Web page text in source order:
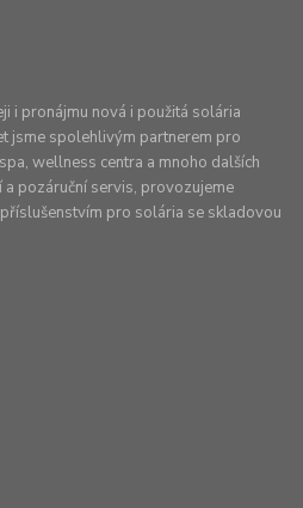
i pronájmu nová i použitá solária
jsme spolehlivým partnerem pro
wellness centra a mnoho dalších
a pozáruční servis, provozujeme
pro solária se skladovou